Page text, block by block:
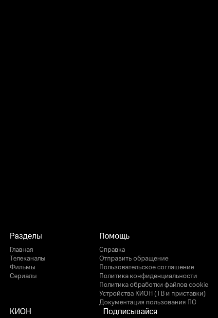
Разделы
Главная
Телеканалы
Фильмы
Сериалы
Помощь
Справка
Отправить обращение
Пользовательское соглашение
Политика конфиденциальности
Политика обработки файлов cookie
Устройства КИОН (ТВ и приставки)
Документация пользования ПО
КИОН Подписывайся